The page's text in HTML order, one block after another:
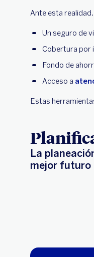
Ante esta
Un seguro de
Cobertura por
Fondo de
Acceso a
Estas
La
mejor futuro